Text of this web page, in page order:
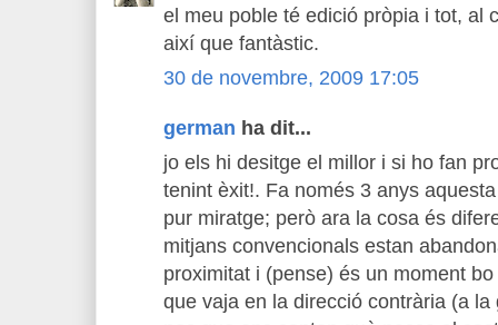
el meu poble té edició pròpia i tot, al
així que fantàstic.
30 de novembre, 2009 17:05
german ha dit...
jo els hi desitge el millor i si ho fan
tenint èxit!. Fa només 3 anys
pur miratge; però ara la cosa és
mitjans convencionals estan
proximitat i (pense) és un moment
que vaja en la direcció contrària (a